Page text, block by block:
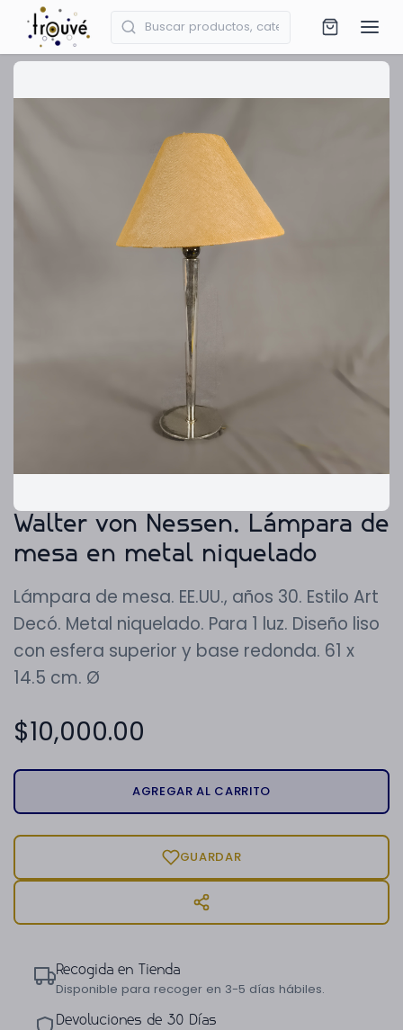
Walter von Nessen. Lámpara de
mesa en metal niquelado
Lámpara de mesa. EE.UU., años 30. Estilo Art
Decó. Metal niquelado. Para 1 luz. Diseño liso
con esfera superior y base redonda. 61 x
14.5 cm. Ø
$10,000.00
AGREGAR AL CARRITO
GUARDAR
Recogida en Tienda
Disponible para recoger en 3-5 días hábiles.
Devoluciones de 30 Días